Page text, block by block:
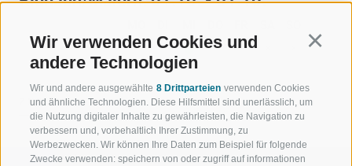
Wir verwenden Cookies und
andere Technologien
Wir und andere ausgewählte 8 Drittparteien verwenden Cookies
und ähnliche Technologien. Diese Hilfsmittel sind unerlässlich, um
die Nutzung digitaler Inhalte zu gewährleisten, die Navigation zu
verbessern und, vorbehaltlich Ihrer Zustimmung, zu
Werbezwecken. Wir können Ihre Daten zum Beispiel für folgende
Zwecke verwenden: speichern von oder zugriff auf informationen
12:30 - 13:30
ZURÜCK